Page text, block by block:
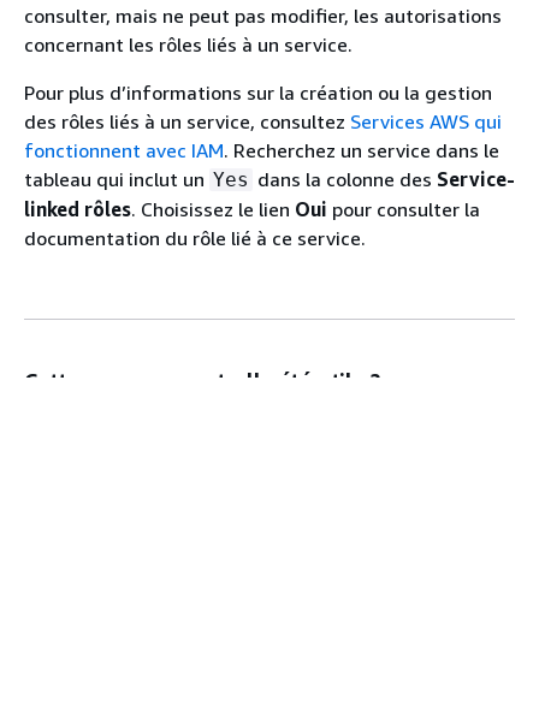
consulter, mais ne peut pas modifier, les autorisations
concernant les rôles liés à un service.
Pour plus d’informations sur la création ou la gestion
des rôles liés à un service, consultez Services AWS qui
fonctionnent avec IAM. Recherchez un service dans le
tableau qui inclut un Yes dans la colonne des Service-
linked rôles. Choisissez le lien Oui pour consulter la
documentation du rôle lié à ce service.
Cette page vous a-t-elle été utile ?